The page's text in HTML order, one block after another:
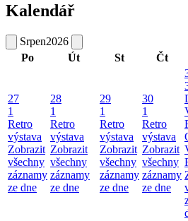
Kalendář
Srpen2026
Po
Út St Čt
27
1
Retro
výstava
Zobrazit
všechny
záznamy
ze dne
28
1
Retro
výstava
Zobrazit
všechny
záznamy
ze dne
29
1
Retro
výstava
Zobrazit
všechny
záznamy
ze dne
30
1
Retro
výstava
Zobrazit
všechny
záznamy
ze dne